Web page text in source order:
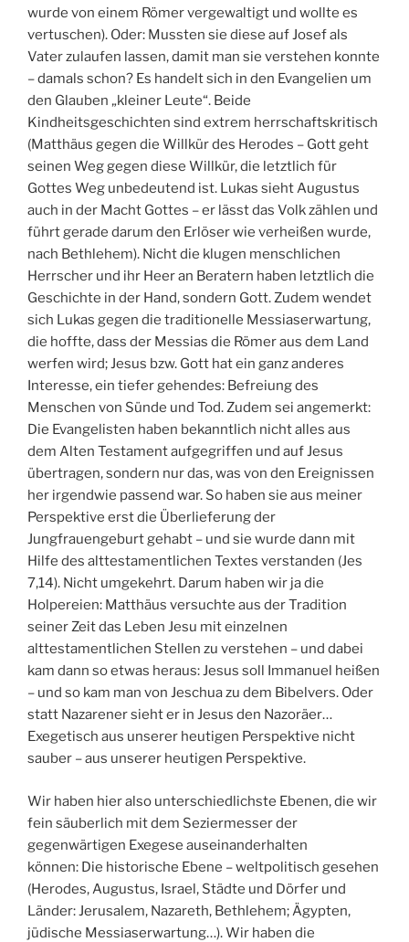
wurde von einem Römer vergewaltigt und wollte es
vertuschen). Oder: Mussten sie diese auf Josef als
Vater zulaufen lassen, damit man sie verstehen konnte
– damals schon? Es handelt sich in den Evangelien um
den Glauben „kleiner Leute“. Beide
Kindheitsgeschichten sind extrem herrschaftskritisch
(Matthäus gegen die Willkür des Herodes – Gott geht
seinen Weg gegen diese Willkür, die letztlich für
Gottes Weg unbedeutend ist. Lukas sieht Augustus
auch in der Macht Gottes – er lässt das Volk zählen und
führt gerade darum den Erlöser wie verheißen wurde,
nach Bethlehem). Nicht die klugen menschlichen
Herrscher und ihr Heer an Beratern haben letztlich die
Geschichte in der Hand, sondern Gott. Zudem wendet
sich Lukas gegen die traditionelle Messiaserwartung,
die hoffte, dass der Messias die Römer aus dem Land
werfen wird; Jesus bzw. Gott hat ein ganz anderes
Interesse, ein tiefer gehendes: Befreiung des
Menschen von Sünde und Tod. Zudem sei angemerkt:
Die Evangelisten haben bekanntlich nicht alles aus
dem Alten Testament aufgegriffen und auf Jesus
übertragen, sondern nur das, was von den Ereignissen
her irgendwie passend war. So haben sie aus meiner
Perspektive erst die Überlieferung der
Jungfrauengeburt gehabt – und sie wurde dann mit
Hilfe des alttestamentlichen Textes verstanden (Jes
7,14). Nicht umgekehrt. Darum haben wir ja die
Holpereien: Matthäus versuchte aus der Tradition
seiner Zeit das Leben Jesu mit einzelnen
alttestamentlichen Stellen zu verstehen – und dabei
kam dann so etwas heraus: Jesus soll Immanuel heißen
– und so kam man von Jeschua zu dem Bibelvers. Oder
statt Nazarener sieht er in Jesus den Nazoräer…
Exegetisch aus unserer heutigen Perspektive nicht
sauber – aus unserer heutigen Perspektive.
Wir haben hier also unterschiedlichste Ebenen, die wir
fein säuberlich mit dem Seziermesser der
gegenwärtigen Exegese auseinanderhalten
können: Die historische Ebene – weltpolitisch gesehen
(Herodes, Augustus, Israel, Städte und Dörfer und
Länder: Jerusalem, Nazareth, Bethlehem; Ägypten,
jüdische Messiaserwartung…). Wir haben die